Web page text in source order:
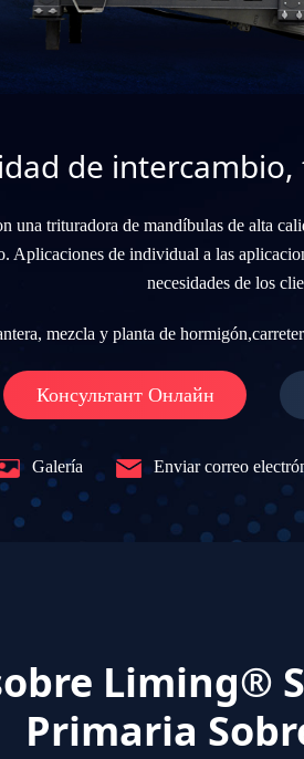
de
una trituradora de mandíbulas de alta
Aplicaciones de individual a las
necesidades de los
mezcla y planta de
Консультант Онлайн
Galería Enviar correo
Liming®
Primaria